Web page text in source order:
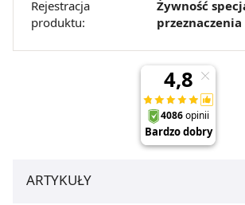
Rejestracja
produktu:
Żywność
ARTYKUŁY